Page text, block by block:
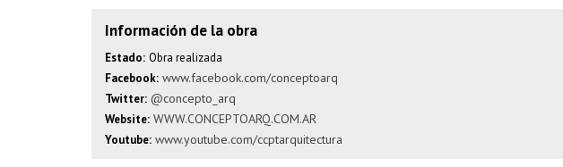
Información de la obra
Estado: Obra realizada
Facebook: www.facebook.com/conceptoarq
Twitter: @concepto_arq
Website: WWW.CONCEPTOARQ.COM.AR
Youtube: www.youtube.com/ccptarquitectura